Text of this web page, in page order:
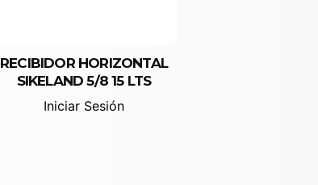
Iniciar Sesión
RECIBIDOR HORIZONTAL
SIKELAND 5/8 15 LTS
Iniciar Sesión